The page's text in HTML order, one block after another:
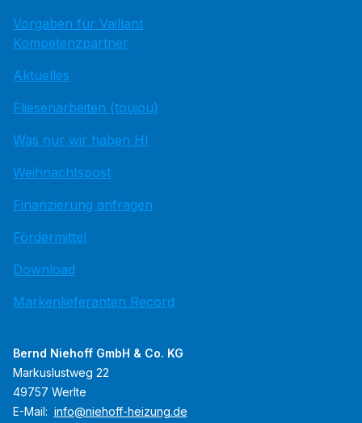
Vorgaben für Vaillant
Kompetenzpartner
Aktuelles
Fliesenarbeiten (toujou)
Was nur wir haben HI
Weihnachtspost
Finanzierung anfragen
Fördermittel
Download
Markenlieferanten Record
Bernd Niehoff GmbH & Co. KG
Markuslustweg 22
49757 Werlte
E-Mail: info@niehoff-heizung.de